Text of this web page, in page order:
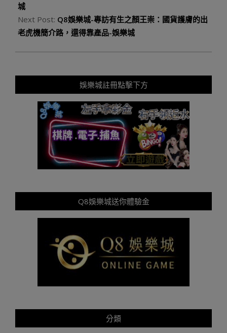
城
Next Post: Q8娛樂城-專訪有生之顏王崇：國貨護膚的出
老虎機簡介路，還得靠產品-娛樂城
娛樂城註冊點擊下方
Q8娛樂城送你體驗金
分類